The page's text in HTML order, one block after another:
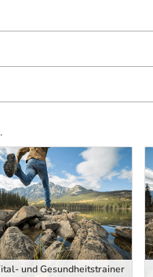
und Gesundheitstrainer